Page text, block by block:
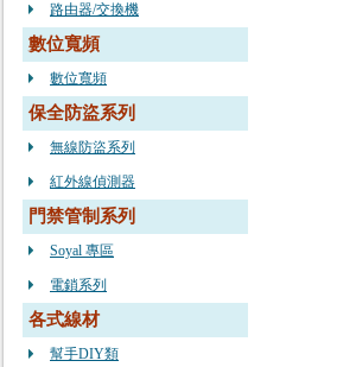
路由器/交換機
數位寬頻
數位寬頻
保全防盜系列
無線防盜系列
紅外線偵測器
門禁管制系列
Soyal 專區
電鎖系列
各式線材
幫手DIY類